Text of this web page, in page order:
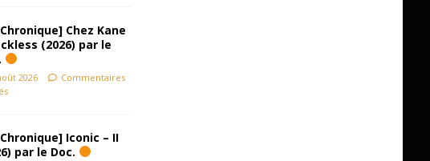
Chez Kane
(2026) par le
2026
Commentaires
Iconic – II
par le Doc.